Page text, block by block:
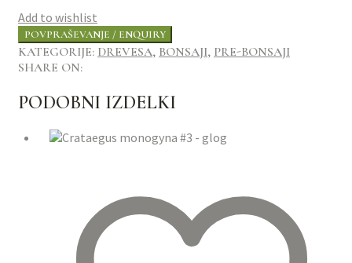
Add to wishlist
KATEGORIJE: DREVESA, BONSAJI, PRE-BONSAJI
SHARE ON:
PODOBNI IZDELKI